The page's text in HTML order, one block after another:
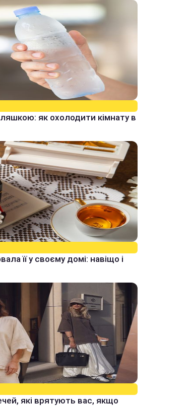
як охолодити кімнату в
її у своєму домі: навіщо і
які врятують вас, якщо